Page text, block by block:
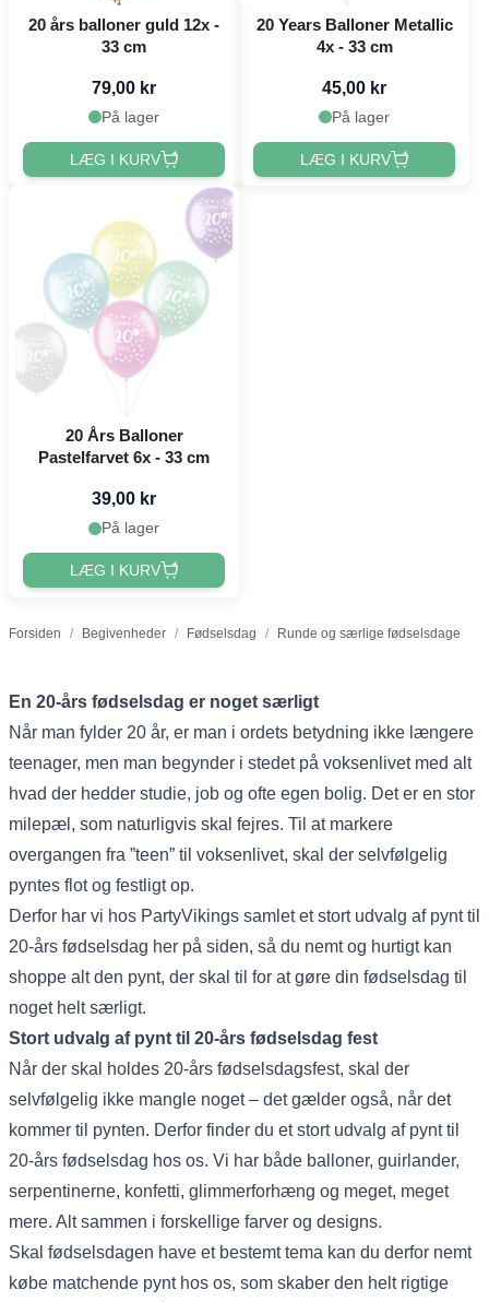
Forsiden / Begivenheder / Fødselsdag / Runde og særlige fødselsdage
20 års balloner guld 12x -
33 cm
79,00 kr
På lager
LÆG I KURV
20 Years Balloner Metallic
4x - 33 cm
45,00 kr
På lager
LÆG I KURV
20 Års Balloner
Pastelfarvet 6x - 33 cm
39,00 kr
På lager
LÆG I KURV
En 20-års fødselsdag er noget særligt
Når man fylder 20 år, er man i ordets betydning ikke længere
teenager, men man begynder i stedet på voksenlivet med alt
hvad der hedder studie, job og ofte egen bolig. Det er en stor
milepæl, som naturligvis skal fejres. Til at markere
overgangen fra ”teen” til voksenlivet, skal der selvfølgelig
pyntes flot og festligt op.
Derfor har vi hos PartyVikings samlet et stort udvalg af pynt til
20-års fødselsdag her på siden, så du nemt og hurtigt kan
shoppe alt den pynt, der skal til for at gøre din fødselsdag til
noget helt særligt.
Stort udvalg af pynt til 20-års fødselsdag fest
Når der skal holdes 20-års fødselsdagsfest, skal der
selvfølgelig ikke mangle noget – det gælder også, når det
kommer til pynten. Derfor finder du et stort udvalg af pynt til
20-års fødselsdag hos os. Vi har både balloner, guirlander,
serpentinerne, konfetti, glimmerforhæng og meget, meget
mere. Alt sammen i forskellige farver og designs.
Skal fødselsdagen have et bestemt tema kan du derfor nemt
købe matchende pynt hos os, som skaber den helt rigtige